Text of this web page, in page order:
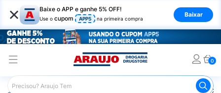
× Baixe o APP e ganhe 5% OFF!
Use o cupom APP5 na primeira compra
Baixar
0
Araujo Cabelo Creme para Pentear